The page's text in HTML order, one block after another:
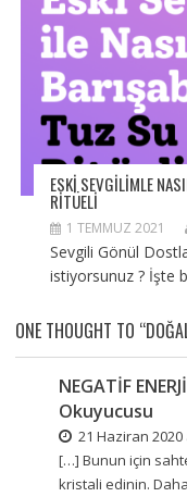
ESKI SEVGILIMLE
RITÜELI
1 TEMMUZ 2021
Sevgili Gönül
istiyorsunuz ? İşte
ONE THOUGHT TO
NEGATİF
Okuyucusu
21 Haziran 2020
[…] Bunun için
kristali edinin. Daha